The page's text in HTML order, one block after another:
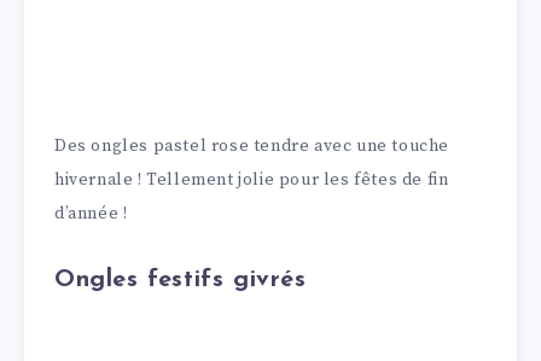
Des ongles pastel rose tendre avec une touche
hivernale ! Tellement jolie pour les fêtes de fin
d’année !
Ongles festifs givrés